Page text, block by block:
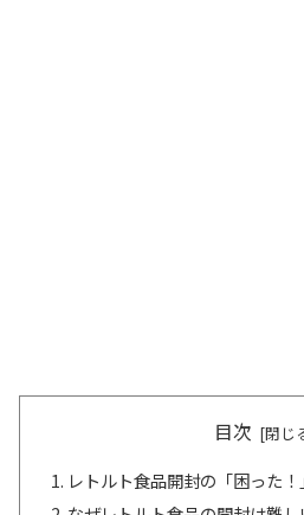
目次
レトルト食品開封の「困った